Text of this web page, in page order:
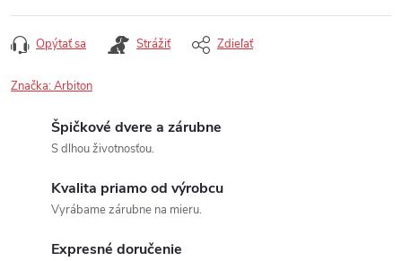
Opýtať sa Strážiť Zdieľať
Značka:Arbiton
Špičkové dvere a zárubne
S dlhou životnosťou.
Kvalita priamo od výrobcu
Vyrábame zárubne na mieru.
Expresné doručenie